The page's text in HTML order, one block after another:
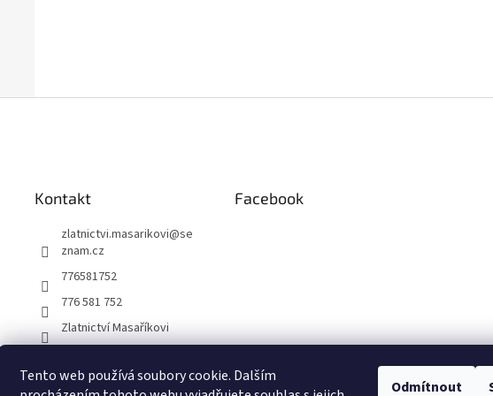
Tento web používá soubory cookie. Dalším
Odmítnout
Kontakt
zlatnictvi.masarikovi@se
znam.cz
776581752
776 581 752
Zlatnictví Masaříkovi
Facebook
Formuláře